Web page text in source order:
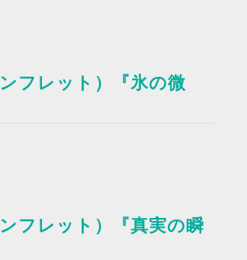
ンフレット）『氷の微
ンフレット）『真実の瞬